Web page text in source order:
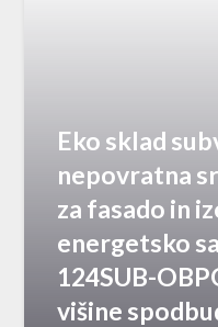
Eko sklad
nepovratna
za fasado in
energetsko
124SUB-
višine